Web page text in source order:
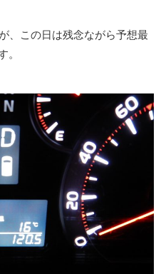
、この日は残念ながら予想最
。